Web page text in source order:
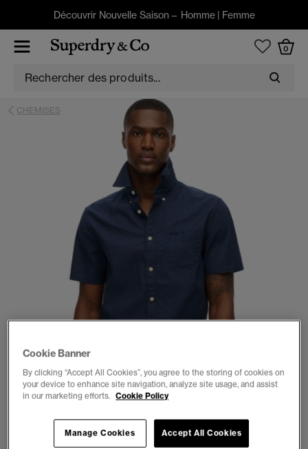
Découvrir Nouvelle Saison – Homme| Femme
0
CHEMISES
1 2 3 4
Cookie Banner
By clicking “Accept All Cookies”, you agree to the storing of cookies on
your device to enhance site navigation, analyze site usage, and assist
in our marketing efforts. Cookie Policy
Accept All Cookies
Manage Cookies